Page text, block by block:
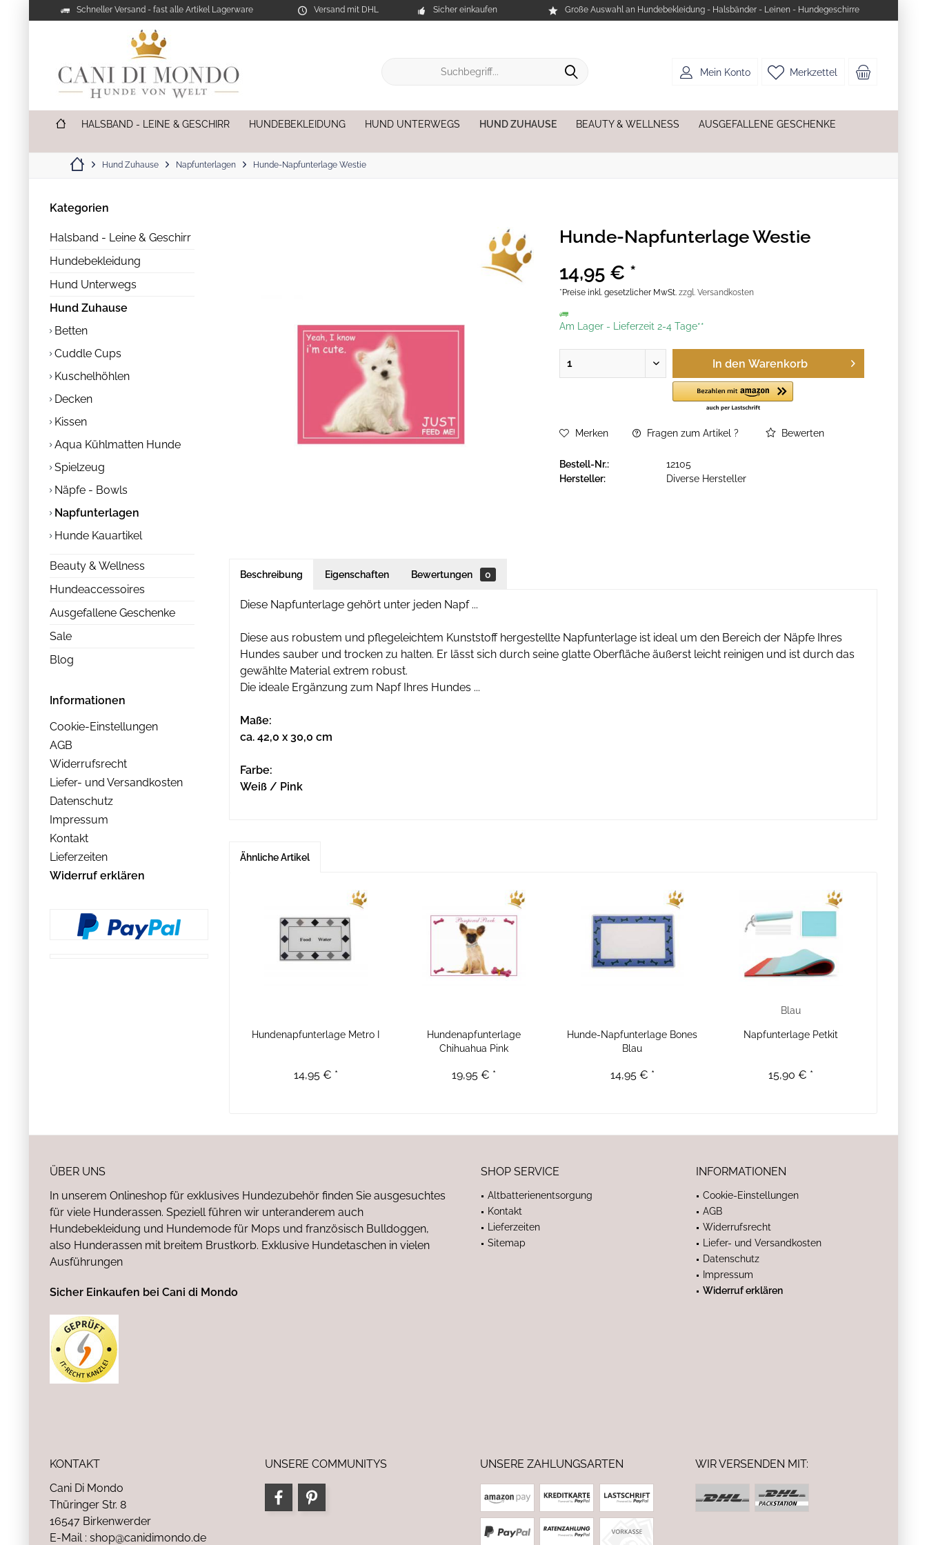
Schneller Versand - fast alle Artikel Lagerware Versand mit DHL Sicher einkaufen Große Auswahl an Hundebekleidung - Halsbänder - Leinen - Hundegeschirre
Merkzettel
Mein Konto
HALSBAND - LEINE & GESCHIRR HUNDEBEKLEIDUNG HUND UNTERWEGS HUND ZUHAUSE BEAUTY & WELLNESS AUSGEFALLENE GESCHENKE
Hund Zuhause Napfunterlagen Hunde-Napfunterlage Westie
Kategorien
Halsband - Leine & Geschirr
Hundebekleidung
Hund Unterwegs
Hund Zuhause
Betten
Cuddle Cups
Kuschelhöhlen
Decken
Kissen
Aqua Kühlmatten Hunde
Spielzeug
Näpfe - Bowls
Napfunterlagen
Hunde Kauartikel
Beauty & Wellness
Hundeaccessoires
Ausgefallene Geschenke
Sale
Blog
Informationen
Cookie-Einstellungen
AGB
Widerrufsrecht
Liefer- und Versandkosten
Datenschutz
Impressum
Kontakt
Lieferzeiten
Widerruf erklären
Hunde-Napfunterlage Westie
14,95 € *
*Preise inkl. gesetzlicher MwSt.zzgl. Versandkosten
Am Lager - Lieferzeit 2-4 Tage**
In den Warenkorb
Merken Fragen zum Artikel ? Bewerten
Bestell-Nr.:
12105
Hersteller:
Diverse Hersteller
Beschreibung Eigenschaften Bewertungen 0
Diese Napfunterlage gehört unter jeden Napf ...
Diese aus robustem und pflegeleichtem Kunststoff hergestellte Napfunterlage ist ideal um den Bereich der Näpfe Ihres
Hundes sauber und trocken zu halten. Er lässt sich durch seine glatte Oberfläche äußerst leicht reinigen und ist durch das
gewählte Material extrem robust.
Die ideale Ergänzung zum Napf Ihres Hundes ...
Maße:
ca. 42,0 x 30,0 cm
Farbe:
Weiß / Pink
Ähnliche Artikel
Hundenapfunterlage Metro I
14,95 € *
Hundenapfunterlage
Chihuahua Pink
19,95 € *
Hunde-Napfunterlage Bones
Blau
14,95 € *
Blau
Napfunterlage Petkit
15,90 € *
ÜBER UNS
In unserem Onlineshop für exklusives Hundezubehör finden Sie ausgesuchtes
für viele Hunderassen. Speziell führen wir unteranderem auch
Hundebekleidung und Hundemode für Mops und französisch Bulldoggen,
also Hunderassen mit breitem Brustkorb. Exklusive Hundetaschen in vielen
Ausführungen
Sicher Einkaufen bei Cani di Mondo
SHOP SERVICE
Altbatterienentsorgung
Kontakt
Lieferzeiten
Sitemap
INFORMATIONEN
Cookie-Einstellungen
AGB
Widerrufsrecht
Liefer- und Versandkosten
Datenschutz
Impressum
Widerruf erklären
KONTAKT
Cani Di Mondo
Thüringer Str. 8
16547 Birkenwerder
E-Mail : shop@canidimondo.de
UNSERE COMMUNITYS UNSERE ZAHLUNGSARTEN WIR VERSENDEN MIT: